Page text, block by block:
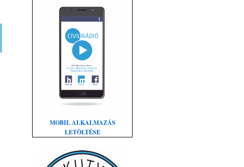
MOBIL ALKALMAZÁS
LETÖLTÉSE